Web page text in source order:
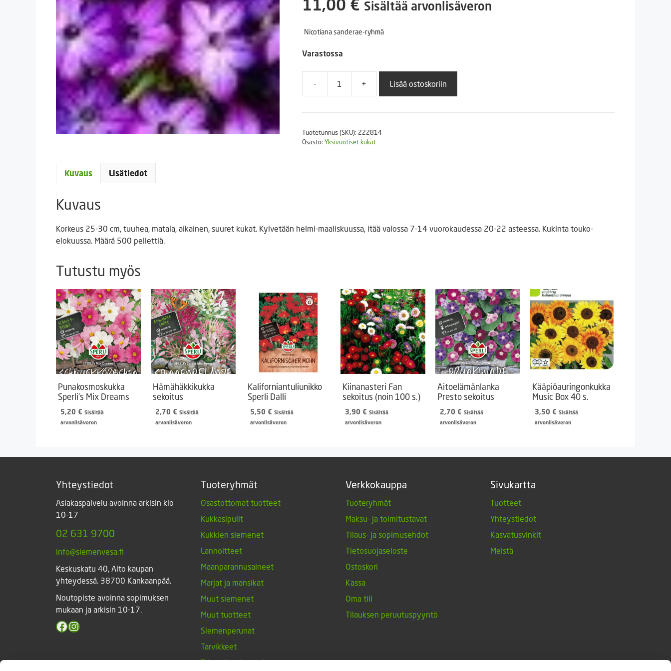
Puutarhatyökalut
11,00 € Sisältää arvonlisäveron
Nicotiana sanderae-ryhmä
Varastossa
-
Koristetupakka
Purple
500
+ Lisää ostoskoriin
Tuotetunnus (SKU): 222814
Osasto: Yksivuotiset kukat
Kuvaus Lisätiedot
Kuvaus
Korkeus 25-30 cm, tuuhea, matala, aikainen, suuret kukat. Kylvetään helmi-maaliskuussa, itää valossa 7-14 vuorokaudessa 20-22 asteessa. Kukinta touko-
elokuussa. Määrä 500 pellettiä.
Tutustu myös
Punakosmoskukka
Sperli’s Mix Dreams
5,20 € Sisältää
arvonlisäveron
Hämähäkkikukka
sekoitus
2,70 € Sisältää
arvonlisäveron
Kaliforniantuliunikko
Sperli Dalli
5,50 € Sisältää
arvonlisäveron
Kiinanasteri Fan
sekoitus (noin 100 s.)
3,90 € Sisältää
arvonlisäveron
Aitoelämänlanka
Presto sekoitus
2,70 € Sisältää
arvonlisäveron
Kääpiöauringonkukka
Music Box 40 s.
3,50 € Sisältää
arvonlisäveron
Yhteystiedot
Asiakaspalvelu avoinna arkisin klo
10-17
02 631 9700
info@siemenvesa.fi
Keskuskatu 40, Aito kaupan
yhteydessä. 38700 Kankaanpää.
Noutopiste avoinna sopimuksen
mukaan ja arkisin 10-17.
Facebook
Instagram
Tuoteryhmät
Osastottomat tuotteet
Kukkasipulit
Kukkien siemenet
Lannoitteet
Maanparannusaineet
Marjat ja mansikat
Muut siemenet
Muut tuotteet
Siemenperunat
Tarvikkeet
Triumph-tulppaanit
Verkkokauppa
Tuoteryhmät
Maksu- ja toimitustavat
Tilaus- ja sopimusehdot
Tietosuojaseloste
Ostoskori
Kassa
Oma tili
Tilauksen peruutuspyyntö
Sivukartta
Tuotteet
Yhteystiedot
Kasvatusvinkit
Meistä